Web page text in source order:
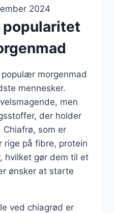
2024
popularitet
morgenmad
mennesker.
men
der holder
som er
rige på fibre, protein
hvilket gør dem til et
ønsker at starte
ved chiagrød er